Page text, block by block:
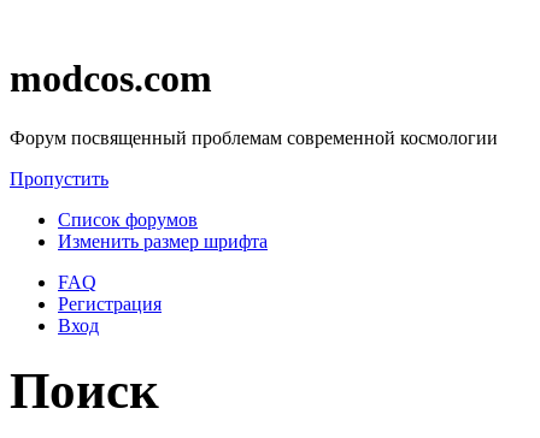
modcos.com
Форум посвященный проблемам современной космологии
Пропустить
Список форумов
Изменить размер шрифта
FAQ
Регистрация
Вход
Поиск